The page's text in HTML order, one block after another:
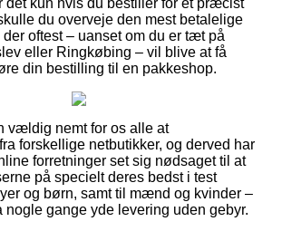
du overveje den mest betalelige
oftest – uanset om du er tæt på
eller Ringkøbing – vil blive at få
din bestilling til en pakkeshop.
vældig nemt for os alle at
forskellige netbutikker, og derved har
forretninger set sig nødsaget til at
på specielt deres bedst i test
og børn, samt til mænd og kvinder –
nogle gange yde levering uden gebyr.